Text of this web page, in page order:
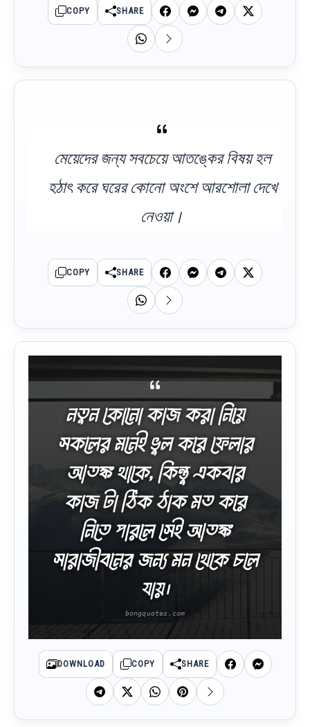
COPY SHARE
মেয়েদের জন্য সবচেয়ে আতঙ্কের বিষয় হল
হঠাৎ করে ঘরের কোনো অংশে আরশোলা দেখে
নেওয়া।
COPY SHARE
নতুন কোনো কাজ করা নিয়ে
সকলের মনেই ভুল করে ফেলার
আতঙ্ক থাকে, কিন্তু একবার
কাজ টা ঠিক ঠাক মত করে
নিতে পারলে সেই আতঙ্ক
সারাজীবনের জন্য মন থেকে চলে
যায়।
DOWNLOAD COPY SHARE